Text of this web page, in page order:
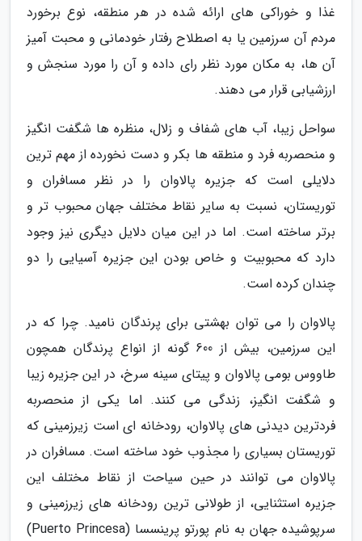
غذا و خوراکی های ارائه شده در هر منطقه، نوع برخورد
مردم آن سرزمین یا به اصطلاح رفتار خودمانی و محبت آمیز
آن ها، به مکان مورد نظر رای داده و آن را مورد سنجش و
ارزشیابی قرار می دهند.
سواحل زیبا، آب های شفاف و زلال، منظره ها شگفت انگیز
و منحصربه فرد و منطقه ها بکر و دست نخورده از مهم ترین
دلایلی است که جزیره پالاوان را در نظر مسافران و
توریستان، نسبت به سایر نقاط مختلف جهان محبوب تر و
برتر ساخته است. اما در این میان دلایل دیگری نیز وجود
دارد که محبوبیت و خاص بودن این جزیره آسیایی را دو
چندان کرده است.
پالاوان را می توان بهشتی برای پرندگان نامید. چرا که در
این سرزمین، بیش از 600 گونه از انواع پرندگان همچون
طاووس بومی پالاوان و پیتای سینه سرخ، در این جزیره زیبا
و شگفت انگیز، زندگی می کنند. اما یکی از منحصربه
فردترین دیدنی های پالاوان، رودخانه ای است زیرزمینی که
توریستان بسیاری را مجذوب خود ساخته است. مسافران در
پالاوان می توانند در حین سیاحت از نقاط مختلف این
جزیره استثنایی، از طولانی ترین رودخانه های زیرزمینی و
سرپوشیده جهان به نام پورتو پرینسسا (Puerto Princesa)